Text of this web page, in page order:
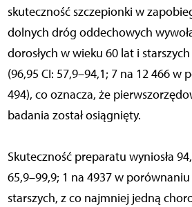
skuteczność szczepionki w
dolnych dróg oddechowych
dorosłych w wieku 60 lat i
(96,95 CI: 57,9–94,1; 7 na 12 466 w
494), co oznacza, że
badania został osiągnięty.
Skuteczność preparatu wyniosła
65,9–99,9; 1 na 4937 w
starszych, z co najmniej jedną